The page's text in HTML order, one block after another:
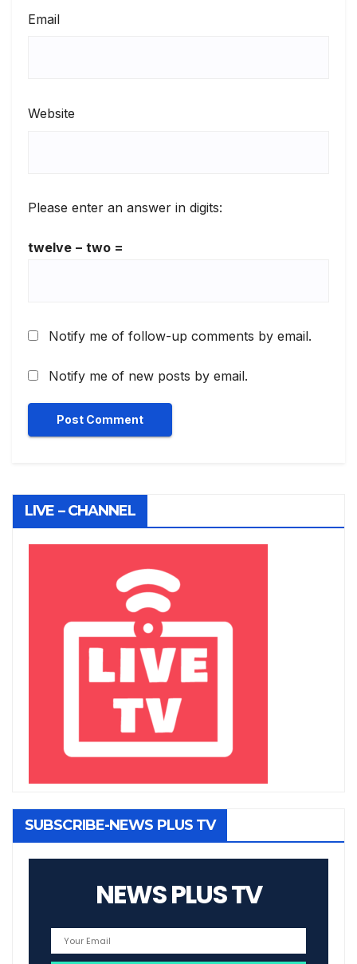
Email
Website
Please enter an answer in digits:
twelve − two =
Notify me of follow-up comments by email.
Notify me of new posts by email.
LIVE – CHANNEL
SUBSCRIBE-NEWS PLUS TV
NEWS PLUS TV